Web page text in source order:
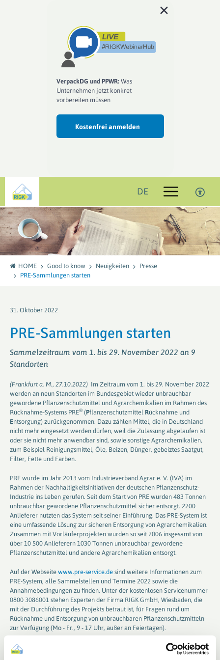
VerpackDG und PPWR:Was
Unternehmen jetzt konkret
vorbereiten müssen
Kostenfrei anmelden
DE
HOME Good to know Neuigkeiten
Presse
PRE-Sammlungen starten
31. Oktober 2022
PRE-Sammlungen starten
Sammelzeitraum vom 1. bis 29. November 2022 an 9
Standorten
(Frankfurt a. M., 27.10.2022) Im Zeitraum vom 1. bis 29. November 2022
werden an neun Standorten im Bundesgebiet wieder unbrauchbar
gewordene Pflanzenschutzmittel und Agrarchemikalien im Rahmen des
Rücknahme-Systems PRE® (Pflanzenschutzmittel Rücknahme und
Entsorgung) zurückgenommen. Dazu zählen Mittel, die in Deutschland
nicht mehr eingesetzt werden dürfen, weil die Zulassung abgelaufen ist
oder sie nicht mehr anwendbar sind, sowie sonstige Agrarchemikalien,
zum Beispiel Reinigungsmittel, Öle, Beizen, Dünger, gebeiztes Saatgut,
Filter, Fette und Farben.
PRE wurde im Jahr 2013 vom Industrieverband Agrar e. V. (IVA) im
Rahmen der Nachhaltigkeitsinitiativen der deutschen Pflanzenschutz-
Industrie ins Leben gerufen. Seit dem Start von PRE wurden 483 Tonnen
unbrauchbar gewordene Pflanzenschutzmittel sicher entsorgt. 2200
Anlieferer nutzten das System seit seiner Einführung. Das PRE-System ist
eine umfassende Lösung zur sicheren Entsorgung von Agrarchemikalien.
Zusammen mit Vorläuferprojekten wurden so seit 2006 insgesamt von
über 10 500 Anlieferern 1030 Tonnen unbrauchbar gewordene
Pflanzenschutzmittel und andere Agrarchemikalien entsorgt.
Auf der Webseite www.pre-service.de sind weitere Informationen zum
PRE-System, alle Sammelstellen und Termine 2022 sowie die
Annahmebedingungen zu finden. Unter der kostenlosen Servicenummer
0800 3086001 stehen Experten der Firma RIGK GmbH, Wiesbaden, die
mit der Durchführung des Projekts betraut ist, für Fragen rund um
Rücknahme und Entsorgung von unbrauchbaren Pflanzenschutzmitteln
zur Verfügung (Mo - Fr., 9 - 17 Uhr, außer an Feiertagen).
Über die Schadstoffmobile an den PRE-Sammelstellen kann aus
logistischen Gründen maximal eine Menge von 1 Tonne pro Anlieferer